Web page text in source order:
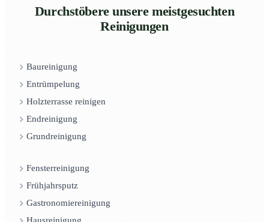
Durchstöbere unsere meistgesuchten
Reinigungen
Baureinigung
Entrümpelung
Holzterrasse reinigen
Endreinigung
Grundreinigung
Fensterreinigung
Frühjahrsputz
Gastronomiereinigung